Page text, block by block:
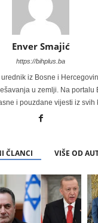
Enver Smajić
https://bihplus.ba
iz Bosne i
u zemlji. Na portalu
i pouzdane vijesti iz svih
ČLANCI VIŠE OD